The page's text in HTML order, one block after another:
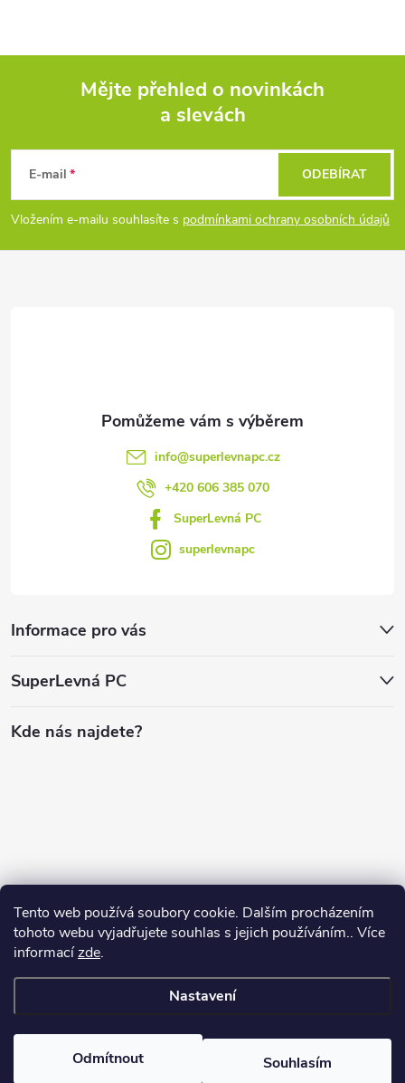
Tento web používá soubory cookie. Dalším procházením
tohoto webu vyjadřujete souhlas s jejich používáním.. Více
informacízde.
Nastavení
Odmítnout Souhlasím
p
a
Mějte přehled o novinkách
a slevách
E-mail
Vložením e-mailu souhlasíte s podmínkami ochrany osobních údajů
ODEBÍRAT
info@superlevnapc.cz
+420 606 385 070
SuperLevná PC
superlevnapc
Informace pro vás
SuperLevná PC
Kde nás najdete?
SuperLevnaPC. Všechna práva vyhrazena.